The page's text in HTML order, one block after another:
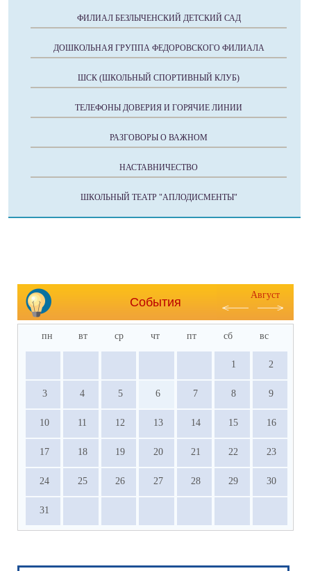
ФИЛИАЛ БЕЗЛЫЧЕНСКИЙ ДЕТСКИЙ САД
ДОШКОЛЬНАЯ ГРУППА ФЕДОРОВСКОГО ФИЛИАЛА
ШСК (ШКОЛЬНЫЙ СПОРТИВНЫЙ КЛУБ)
ТЕЛЕФОНЫ ДОВЕРИЯ И ГОРЯЧИЕ ЛИНИИ
РАЗГОВОРЫ О ВАЖНОМ
НАСТАВНИЧЕСТВО
ШКОЛЬНЫЙ ТЕАТР "АПЛОДИСМЕНТЫ"
События
Август
пн вт ср чт пт сб вс
1 2
3 4 5 6 7 8 9
10 11 12 13 14 15 16
17 18 19 20 21 22 23
24 25 26 27 28 29 30
31